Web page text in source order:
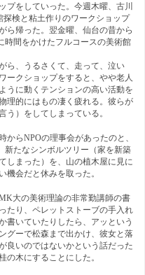
プをしていった。今週木曜、古川
検と粘土作りのワークショップ
ら帰った。翌金曜、仙台の昔から
時間をかけたフルコースの美術館
ら、うるさくて、走って、泣い
ークショップをすると、やや老人
うに動くテンションの高い活動を
理的にはもの凄く疲れる。彼らが
う）をしてしまっている。
らNPOの理事会があったのと、
新たなシンボルツリー（家を新築
しまった）を、山の植木屋に見に
機会だと休みを取った。
大の美術理論の非常勤講師の書
たり、ペレットストーブの手入れ
書いていたりしたら、アッという
グーで松森まで出かけ、彼女と落
良いのではないかという話だった
の木にすることにした。